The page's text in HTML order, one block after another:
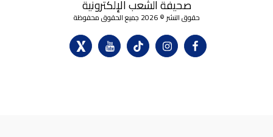
صحيفة الشعب الإلكترونية
حقوق النشر © 2026 جميع الحقوق محفوظة